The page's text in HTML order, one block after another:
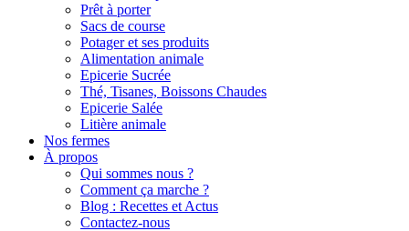
Prêt à porter
Sacs de course
Potager et ses produits
Alimentation animale
Epicerie Sucrée
Thé, Tisanes, Boissons Chaudes
Epicerie Salée
Litière animale
Nos fermes
À propos
Qui sommes nous ?
Comment ça marche ?
Blog : Recettes et Actus
Contactez-nous